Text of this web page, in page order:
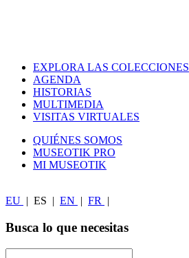
EXPLORA LAS COLECCIONES
AGENDA
HISTORIAS
MULTIMEDIA
VISITAS VIRTUALES
QUIÉNES SOMOS
MUSEOTIK PRO
MI MUSEOTIK
EU ES EN FR
Busca lo que necesitas